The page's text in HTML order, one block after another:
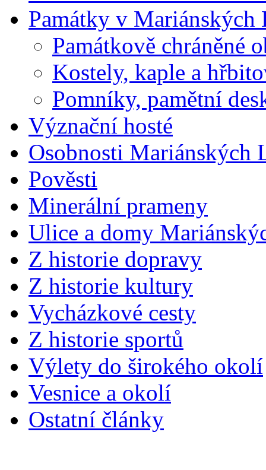
Památky v Mariánských
Památkově chráněné
Kostely, kaple a
Pomníky, pamětní
Význační hosté
Osobnosti Mariánských
Pověsti
Minerální prameny
Ulice a domy
Z historie dopravy
Z historie kultury
Vycházkové cesty
Z historie sportů
Výlety do širokého okolí
Vesnice a okolí
Ostatní články